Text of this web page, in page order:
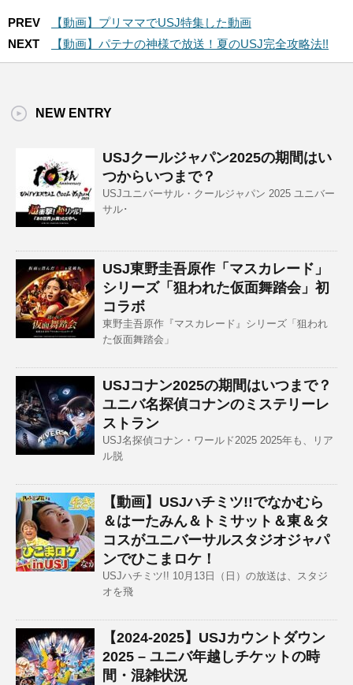
PREV
【動画】プリママでUSJ特集した動画
NEXT
【動画】パテナの神様で放送！夏のUSJ完全攻略法!!
NEW ENTRY
USJクールジャパン2025の期間はい
つからいつまで？
USJユニバーサル・クールジャパン 2025 ユニバー
サル･
USJ東野圭吾原作「マスカレード」
シリーズ「狙われた仮面舞踏会」初
コラボ
東野圭吾原作『マスカレード』シリーズ「狙われ
た仮面舞踏会」
USJコナン2025の期間はいつまで？
ユニバ名探偵コナンのミステリーレ
ストラン
USJ名探偵コナン・ワールド2025 2025年も、リア
ル脱
【動画】USJハチミツ!!でなかむら
＆はーたみん＆トミサット＆東＆タ
コスがユニバーサルスタジオジャパ
ンでひこまロケ！
USJハチミツ!! 10月13日（日）の放送は、スタジ
オを飛
【2024-2025】USJカウントダウン
2025 – ユニバ年越しチケットの時
間・混雑状況